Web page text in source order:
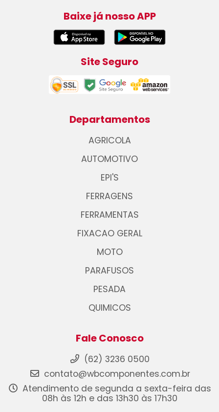
Baixe já nosso APP
Site Seguro
Departamentos
AGRICOLA
AUTOMOTIVO
EPI'S
FERRAGENS
FERRAMENTAS
FIXACAO GERAL
MOTO
PARAFUSOS
PESADA
QUIMICOS
Fale Conosco
(62) 3236 0500
contato@wbcomponentes.com.br
Atendimento de segunda a sexta-feira das
08h às 12h e das 13h30 às 17h30